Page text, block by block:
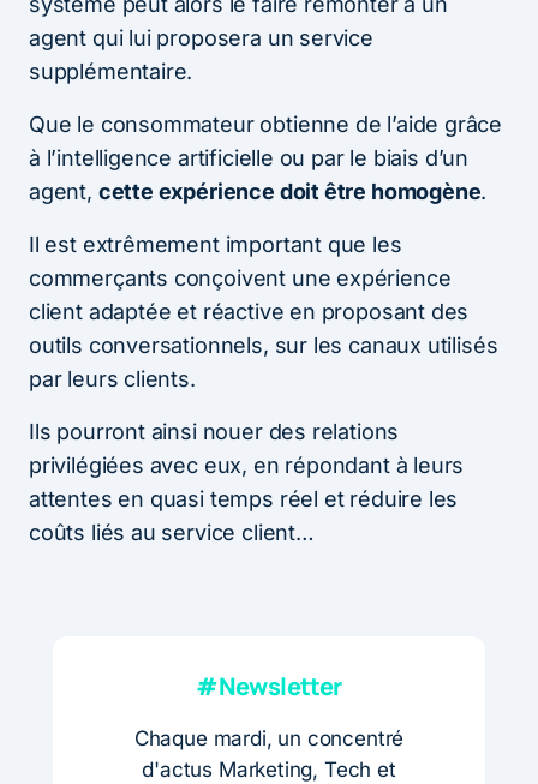
agent qui lui proposera un service
supplémentaire.
Que le consommateur obtienne de l’aide grâce
à l’intelligence artificielle ou par le biais d’un
agent, cette expérience doit être homogène.
Il est extrêmement important que les
commerçants conçoivent une expérience
client adaptée et réactive en proposant des
outils conversationnels, sur les canaux utilisés
par leurs clients.
Ils pourront ainsi nouer des relations
privilégiées avec eux, en répondant à leurs
attentes en quasi temps réel et réduire les
coûts liés au service client…
#Newsletter
Chaque mardi, un concentré
d'actus Marketing, Tech et